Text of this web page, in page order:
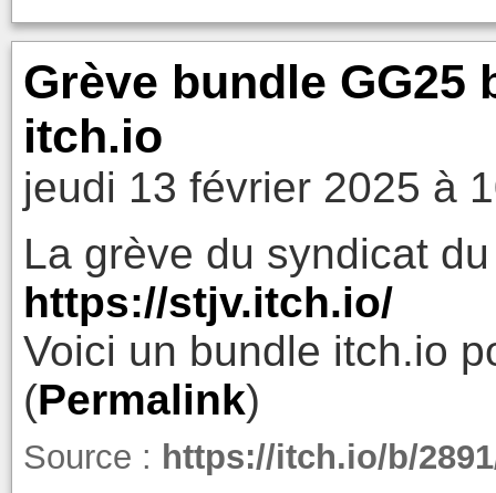
Grève bundle GG25
itch.io
jeudi 13 février 2025 à
La grève du syndicat
https://stjv.itch.io/
Voici un bundle itch.io
(Permalink)
Source : https://itch.io/b/